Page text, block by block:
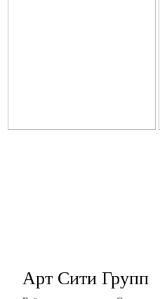
Арт Сити Групп